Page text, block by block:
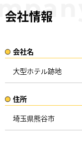
会社情報
会社名​
大型ホテル跡地
住所​​
埼玉県熊谷市 ​